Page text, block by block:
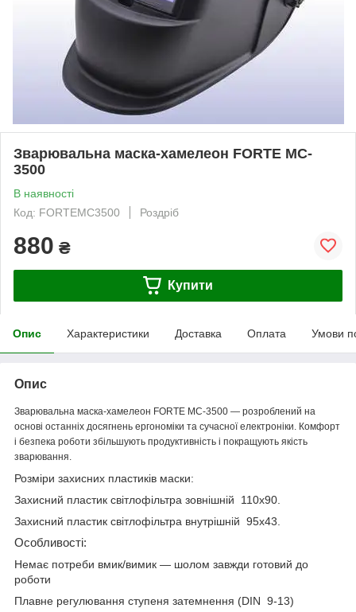
Зварювальна маска-хамелеон FORTE MC-
3500
В наявності
Код: FORTEMC3500
Роздріб
880 ₴
Купити
Опис Характеристики Доставка Оплата Умови
Опис
Зварювальна маска-хамелеон FORTE MC-3500 — розроблений на
основі останніх досягнень ергономіки та сучасної електроніки. Комфорт
і безпека роботи збільшують продуктивність і покращують якість
зварювання.
Розміри захисних пластиків маски:
Захисний пластик світлофільтра зовнішній 110х90.
Захисний пластик світлофільтра внутрішній 95х43.
Особливості:
Немає потреби вмик/вимик — шолом завжди готовий до
роботи
Плавне регулювання ступеня затемнення (DIN 9-13)